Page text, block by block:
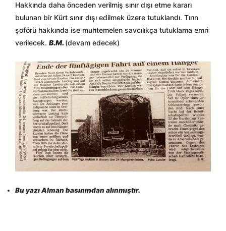
Hakkında daha önceden verilmiş sınır dışı etme kararı
bulunan bir Kürt sınır dışı edilmek üzere tutuklandı. Tırın
şoförü hakkında ise muhtemelen savcılıkça tutuklama emri
verilecek. B.M. (devam edecek)
Bu yazı Alman basınından alınmıştır.